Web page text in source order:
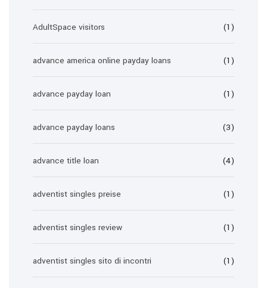
AdultSpace visitors (1)
advance america online payday loans (1)
advance payday loan (1)
advance payday loans (3)
advance title loan (4)
adventist singles preise (1)
adventist singles review (1)
adventist singles sito di incontri (1)